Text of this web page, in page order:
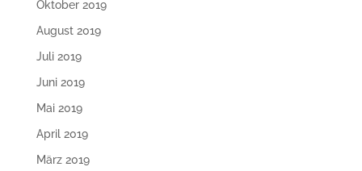
Oktober 2019
August 2019
Juli 2019
Juni 2019
Mai 2019
April 2019
März 2019